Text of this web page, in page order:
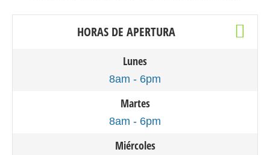
HORAS DE APERTURA
Lunes
8am - 6pm
Martes
8am - 6pm
Miércoles